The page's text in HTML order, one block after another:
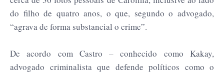
do filho de quatro anos, o que, segundo o advogado,
“agrava de forma substancial o crime”.
De acordo com Castro – conhecido como Kakay,
advogado criminalista que defende políticos como o